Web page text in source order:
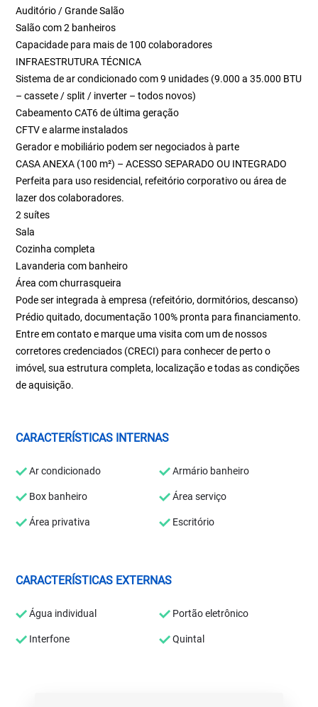
Auditório / Grande Salão
Salão com 2 banheiros
Capacidade para mais de 100 colaboradores
INFRAESTRUTURA TÉCNICA
Sistema de ar condicionado com 9 unidades (9.000 a 35.000 BTU
– cassete / split / inverter – todos novos)
Cabeamento CAT6 de última geração
CFTV e alarme instalados
Gerador e mobiliário podem ser negociados à parte
CASA ANEXA (100 m²) – ACESSO SEPARADO OU INTEGRADO
Perfeita para uso residencial, refeitório corporativo ou área de
lazer dos colaboradores.
2 suítes
Sala
Cozinha completa
Lavanderia com banheiro
Área com churrasqueira
Pode ser integrada à empresa (refeitório, dormitórios, descanso)
Prédio quitado, documentação 100% pronta para financiamento.
Entre em contato e marque uma visita com um de nossos
corretores credenciados (CRECI) para conhecer de perto o
imóvel, sua estrutura completa, localização e todas as condições
de aquisição.
CARACTERÍSTICAS INTERNAS
Ar condicionado Armário banheiro
Box banheiro Área serviço
Área privativa Escritório
CARACTERÍSTICAS EXTERNAS
Água individual Portão eletrônico
Interfone Quintal